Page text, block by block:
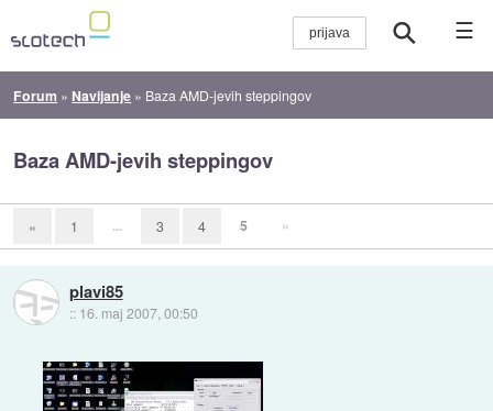
☰
Forum » Navijanje » Baza AMD-jevih steppingov
Baza AMD-jevih steppingov
« 1 ... 3 4 5 »
plavi85
:: 16. maj 2007, 00:50